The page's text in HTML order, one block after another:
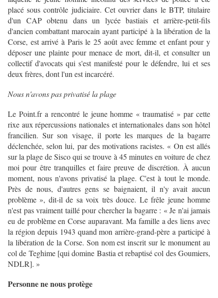
placé sous contrôle judiciaire. Cet ouvrier dans le BTP, titulaire
d'un CAP obtenu dans un lycée bastiais et arrière-petit-fils
d'ancien combattant marocain ayant participé à la libération de la
Corse, est arrivé à Paris le 25 août avec femme et enfant pour y
déposer une plainte pour menace de mort, dit-il, et consulter un
collectif d'avocats qui s'est manifesté pour le défendre, lui et ses
deux frères, dont l'un est incarcéré.
Nous n'avons pas privatisé la plage
Le Point.fr a rencontré le jeune homme « traumatisé » par cette
rixe aux répercussions nationales et internationales dans son hôtel
francilien. Sur son visage, il porte les marques de la bagarre
déclenchée, selon lui, par des motivations racistes. « On est allés
sur la plage de Sisco qui se trouve à 45 minutes en voiture de chez
moi pour être tranquilles et faire preuve de discrétion. À aucun
moment, nous n'avons privatisé la plage. C'est à tout le monde.
Près de nous, d'autres gens se baignaient, il n'y avait aucun
problème », dit-il de sa voix très douce. Le frêle jeune homme
n'est pas vraiment taillé pour chercher la bagarre : « Je n'ai jamais
eu de problème en Corse auparavant. Ma famille a des liens avec
la région depuis 1943 quand mon arrière-grand-père a participé à
la libération de la Corse. Son nom est inscrit sur le monument au
col de Teghime [qui domine Bastia et rebaptisé col des Goumiers,
NDLR]. »
Personne ne nous protège